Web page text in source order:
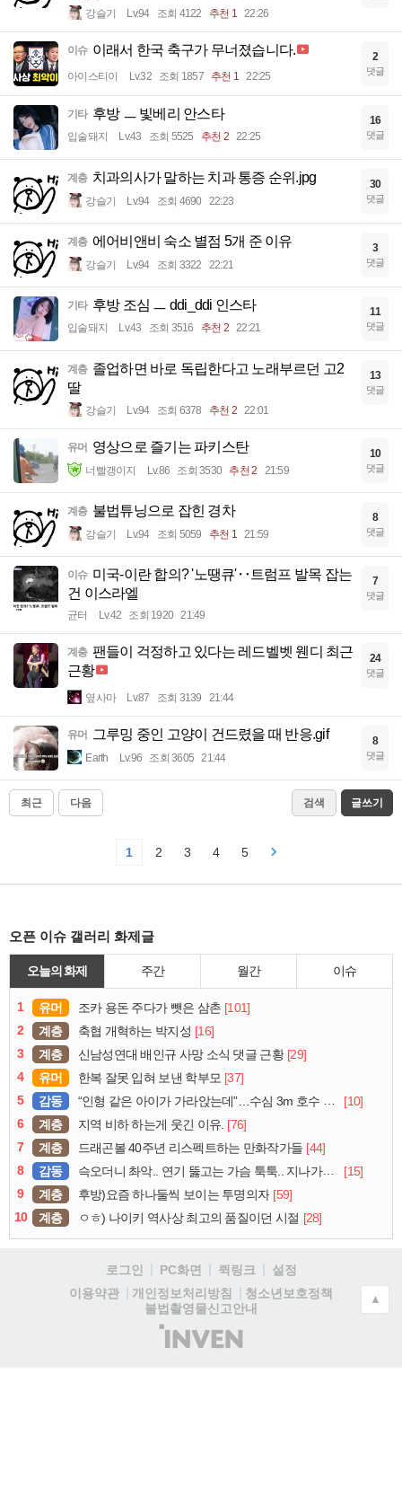
강슬기 Lv.94 조회 4122 추천 1 22:26
이슈 이래서 한국 축구가 무너졌습니다.
아이스티이 Lv.32 조회 1857 추천 1 22:25
2
댓글
기타 후방 ㅡ 빛베리 안스타
입술돼지 Lv.43 조회 5525 추천 2 22:25
16
댓글
계층 치과의사가 말하는 치과 통증 순위.jpg
강슬기 Lv.94 조회 4690 22:23
30
댓글
계층 에어비앤비 숙소 별점 5개 준 이유
강슬기 Lv.94 조회 3322 22:21
3
댓글
기타 후방 조심 ㅡ ddi_ddi 인스타
입술돼지 Lv.43 조회 3516 추천 2 22:21
11
댓글
계층 졸업하면 바로 독립한다고 노래부르던 고2
딸
강슬기 Lv.94 조회 6378 추천 2 22:01
13
댓글
유머 영상으로 즐기는 파키스탄
너빨갱이지 Lv.86 조회 3530 추천 2 21:59
10
댓글
계층 불법튜닝으로 잡힌 경차
강슬기 Lv.94 조회 5059 추천 1 21:59
8
댓글
이슈 미국-이란 합의? '노땡큐'‥트럼프 발목 잡는
건 이스라엘
균터 Lv.42 조회 1920 21:49
7
댓글
계층 팬들이 걱정하고 있다는 레드벨벳 웬디 최근
근황
옆사마 Lv.87 조회 3139 21:44
24
댓글
유머 그루밍 중인 고양이 건드렸을 때 반응.gif
Earth Lv.96 조회 3605 21:44
8
댓글
최근 다음 검색 글쓰기
1 2 3 4 5
오픈 이슈 갤러리 화제글
오늘의 화제 주간 월간 이슈
1 유머 조카 용돈 주다가 뺏은 삼촌 [101]
2
계층 축협 개혁하는 박지성 [16]
3
계층 신남성연대 배인규 사망 소식 댓글 근황 [29]
4
유머 한복 잘못 입혀 보낸 학부모 [37]
5
감동 “인형 같은 아이가 가라앉는데”…수심 3m 호수 뛰어든 60대 의인
[10]
6
계층 지역 비하 하는게 웃긴 이유. [76]
7
계층 드래곤볼 40주년 리스펙트하는 만화작가들 [44]
8
감동 슥오더니 촤악.. 연기 뚫고는 가슴 툭툭.. 지나가던 아재의 정체
[15]
9
계층 후방)요즘 하나둘씩 보이는 투명의자 [59]
10
계층 ㅇㅎ) 나이키 역사상 최고의 품질이던 시절 [28]
로그인 PC화면 퀵링크
설정
이용약관
개인정보처리방침
청소년보호정책
불법촬영물신고안내
(주)
인
▲